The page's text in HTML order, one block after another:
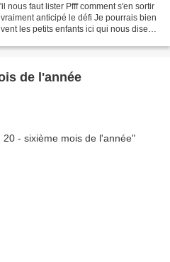
nous faut lister Pfff comment s'en sortir
anticipé le défi Je pourrais bien
les petits enfants ici qui nous disent
de l'année